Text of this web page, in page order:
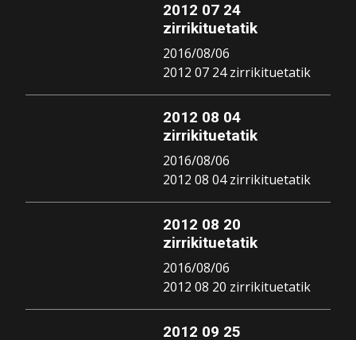
2012 07 24
zirrikituetatik
2016/08/06
2012 07 24 zirrikituetatik
2012 08 04
zirrikituetatik
2016/08/06
2012 08 04 zirrikituetatik
2012 08 20
zirrikituetatik
2016/08/06
2012 08 20 zirrikituetatik
2012 09 25